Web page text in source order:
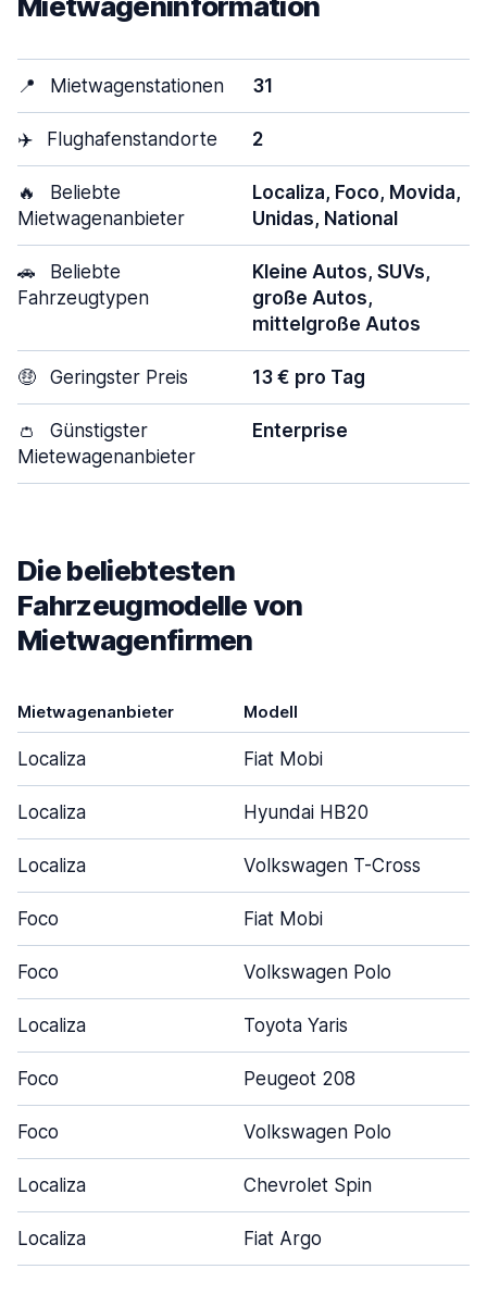
📍 Mietwagenstationen 31
✈️ Flughafenstandorte 2
🔥
Beliebte
Mietwagenanbieter
Localiza, Foco, Movida,
Unidas, National
🚗
Beliebte
Fahrzeugtypen
Kleine Autos, SUVs,
große Autos,
mittelgroße Autos
🤑 Geringster Preis 13 € pro Tag
👛
Günstigster
Mietewagenanbieter
Enterprise
Die beliebtesten
Fahrzeugmodelle von
Mietwagenfirmen
Mietwagenanbieter Modell
Localiza Fiat Mobi
Localiza Hyundai HB20
Localiza Volkswagen T-Cross
Foco Fiat Mobi
Foco Volkswagen Polo
Localiza Toyota Yaris
Foco Peugeot 208
Foco Volkswagen Polo
Localiza Chevrolet Spin
Localiza Fiat Argo